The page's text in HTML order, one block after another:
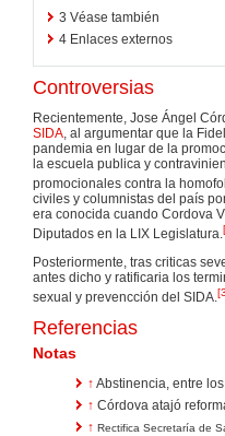
3 Véase también
4 Enlaces externos
Controversias
Recientemente, Jose Ángel
SIDA, al argumentar que la
pandemia en lugar de la
la escuela publica y
promocionales contra la
civiles y columnistas del país
era conocida cuando Cordova
Diputados en la LIX Legislatura.[
Posteriormente, tras criticas
antes dicho y ratificaria los
sexual y prevencción del SIDA.[3
Referencias
Notas
↑ Abstinencia, entre
↑ Córdova atajó
↑ Rectifica Secretaría de